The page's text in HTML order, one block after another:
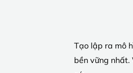
Tạo lập ra mô
bền vững nhất.